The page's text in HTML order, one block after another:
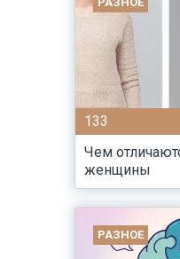
133
Чем
женщины
РАЗНОЕ